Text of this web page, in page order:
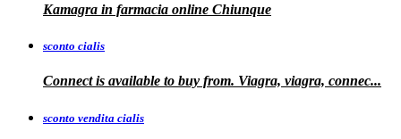
Kamagra in farmacia online Chiunque
sconto cialis
Connect is available to buy from. Viagra, viagra, connec...
sconto vendita cialis